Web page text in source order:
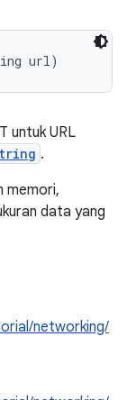
url)
untuk URL
.
memori,
data yang
networking/